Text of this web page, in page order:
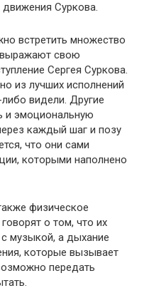
Суркова.
встретить множество
выражают свою
Сергея Суркова.
из лучших исполнений
видели. Другие
и эмоциональную
каждый шаг и позу
что они сами
которыми наполнено
физическое
о том, что их
музыкой, а дыхание
которые вызывает
передать